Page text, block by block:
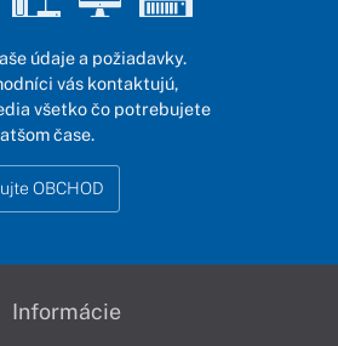
údaje a požiadavky.
vás kontaktujú,
všetko čo potrebujete
čase.
OBCHOD
Informácie